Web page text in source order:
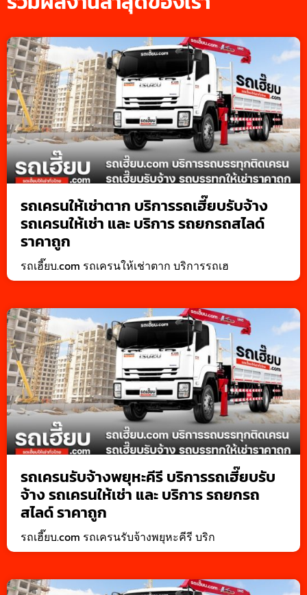
รถเครนให้เช่าตาก บริการรถเฮี๊ยบรับจ้าง
รถเครนให้เช่า และ บริการ รถยกรถสไลด์
ราคาถูก
รถเฮี๊ยบ.com รถเครนให้เช่าตาก บริการรถเฮ
รถเครนรับจ้างพยุหะคีรี บริการรถเฮี๊ยบรับ
จ้าง รถเครนให้เช่า และ บริการ รถยกรถ
สไลด์ ราคาถูก
รถเฮี๊ยบ.com รถเครนรับจ้างพยุหะคีรี บริก